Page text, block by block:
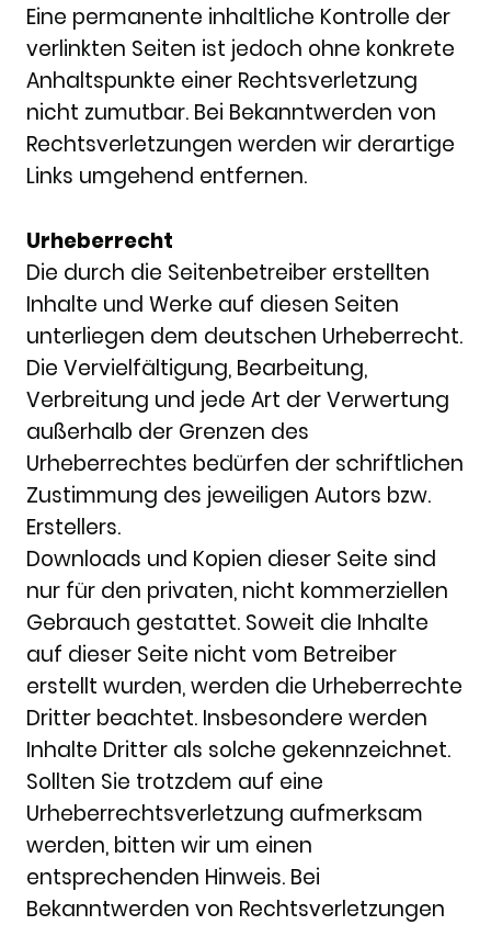
Eine permanente inhaltliche Kontrolle der
verlinkten Seiten ist jedoch ohne konkrete
Anhaltspunkte einer Rechtsverletzung
nicht zumutbar. Bei Bekanntwerden von
Rechtsverletzungen werden wir derartige
Links umgehend entfernen.
Urheberrecht
Die durch die Seitenbetreiber erstellten
Inhalte und Werke auf diesen Seiten
unterliegen dem deutschen Urheberrecht.
Die Vervielfältigung, Bearbeitung,
Verbreitung und jede Art der Verwertung
außerhalb der Grenzen des
Urheberrechtes bedürfen der schriftlichen
Zustimmung des jeweiligen Autors bzw.
Erstellers.
Downloads und Kopien dieser Seite sind
nur für den privaten, nicht kommerziellen
Gebrauch gestattet. Soweit die Inhalte
auf dieser Seite nicht vom Betreiber
erstellt wurden, werden die Urheberrechte
Dritter beachtet. Insbesondere werden
Inhalte Dritter als solche gekennzeichnet.
Sollten Sie trotzdem auf eine
Urheberrechtsverletzung aufmerksam
werden, bitten wir um einen
entsprechenden Hinweis. Bei
Bekanntwerden von Rechtsverletzungen